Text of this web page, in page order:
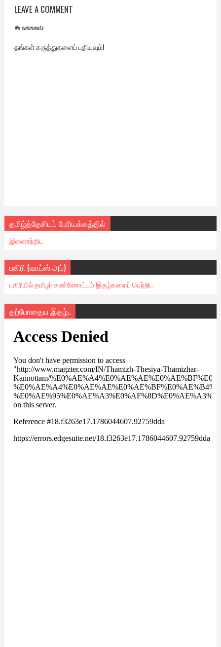
LEAVE A COMMENT
No comments
தங்கள் கருத்துகளைப் பதியவும்!
தமிழ்த்தேசியப் பேரியக்கத்தில்
இணைந்திட
பகிரி (வாட்ஸ் அப்)
பகிரியில் தமிழர் கண்ணோட்டம் இதழ்களைப் பெற்றிட
தற்போதைய இதழ்..